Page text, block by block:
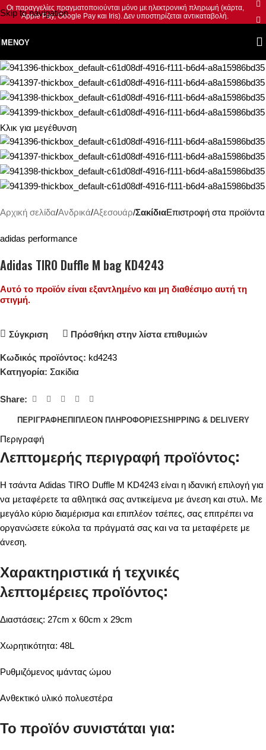
Skip to navigation
Skip to main content
Οι παραγγελίες πραγματοποιούνται μόνο με ηλεκτρονική πληρωμή (κάρτα,
Apple Pay, Google Pay και Iris). Δεν υποστηρίζεται αντικαταβολή.
ΜΕΝΟΎ
Κλικ για μεγέθυνση
Αρχική σελίδα Ανδρικά Αξεσουάρ ΣακίδιαΕπιστροφή στα προϊόντα
adidas performance
Adidas TIRO Duffle M bag KD4243
Αυτό το προϊόν είναι εξαντλημένο και μη διαθέσιμο αυτή τη
στιγμή.
Σύγκριση Πρόσθήκη στην λίστα επιθυμιών
Κωδικός προϊόντος: kd4243
Κατηγορία: Σακίδια
Share:
ΠΕΡΙΓΡΑΦΉ ΕΠΙΠΛΈΟΝ ΠΛΗΡΟΦΟΡΊΕΣSHIPPING & DELIVERY
Περιγραφή
Λεπτομερής περιγραφή προϊόντος:
Η τσάντα Adidas TIRO Duffle M KD4243 είναι η ιδανική επιλογή για
να μεταφέρετε τα αθλητικά σας αντικείμενα με άνεση και στυλ. Με
μεγάλο κύριο διαμέρισμα και επιπλέον τσέπες, σας επιτρέπει να
οργανώσετε εύκολα τα πράγματά σας και να τα μεταφέρετε με
άνεση.
Χαρακτηριστικά ή τεχνικές
λεπτομέρειες προϊόντος:
Διαστάσεις: 27cm x 60cm x 29cm
Χωρητικότητα: 48L
Ρυθμιζόμενος ιμάντας ώμου
Ανθεκτικό υλικό πολυεστέρα
Το προϊόν συνιστάται για: